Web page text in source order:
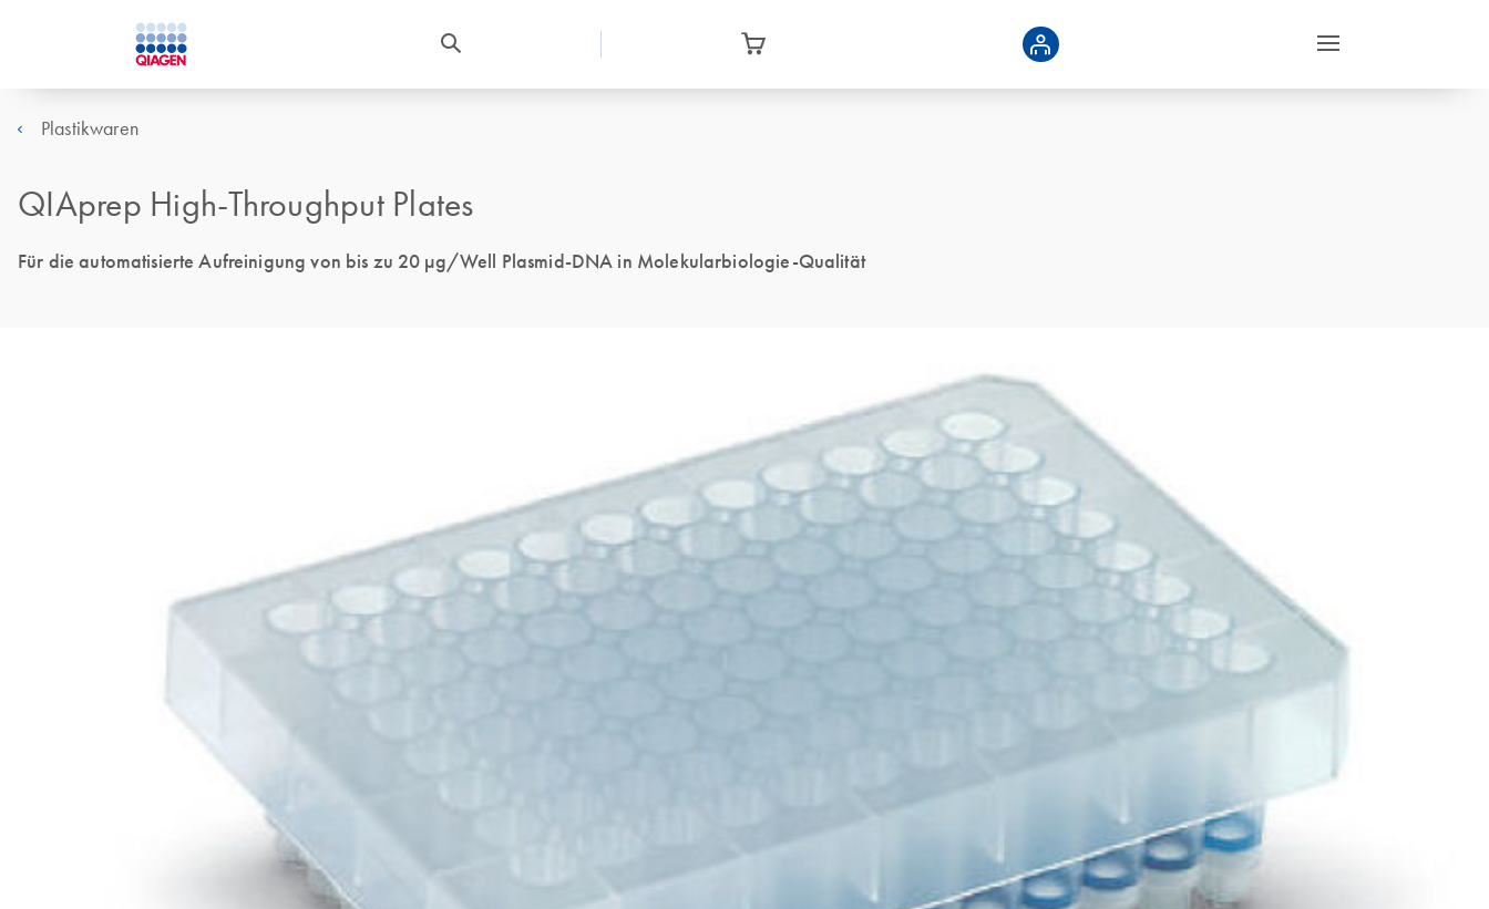
Plastikwaren
QIAprep High-Throughput Plates
Für die automatisierte Aufreinigung von bis zu 20 µg/Well Plasmid-DNA in Molekularbiologie-Qualität